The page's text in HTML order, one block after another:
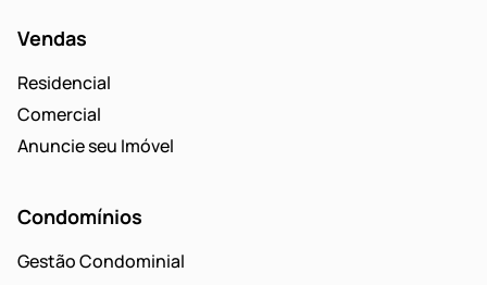
Vendas
Residencial
Comercial
Anuncie seu Imóvel
Condomínios
Gestão Condominial